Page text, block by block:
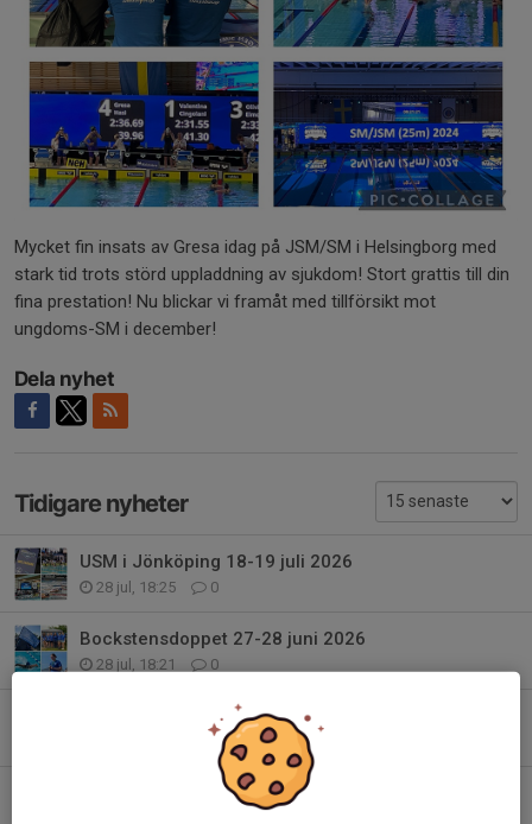
Mycket fin insats av Gresa idag på JSM/SM i Helsingborg med
stark tid trots störd uppladdning av sjukdom! Stort grattis till din
fina prestation! Nu blickar vi framåt med tillförsikt mot
ungdoms-SM i december!
Dela nyhet
Tidigare nyheter
USM i Jönköping 18-19 juli 2026
28 jul, 18:25 0
Bockstensdoppet 27-28 juni 2026
28 jul, 18:21 0
SM i Borås 26 juni 2026
0